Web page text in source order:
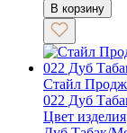
В корзину
Стайл
022 Дуб
Цвет изделия